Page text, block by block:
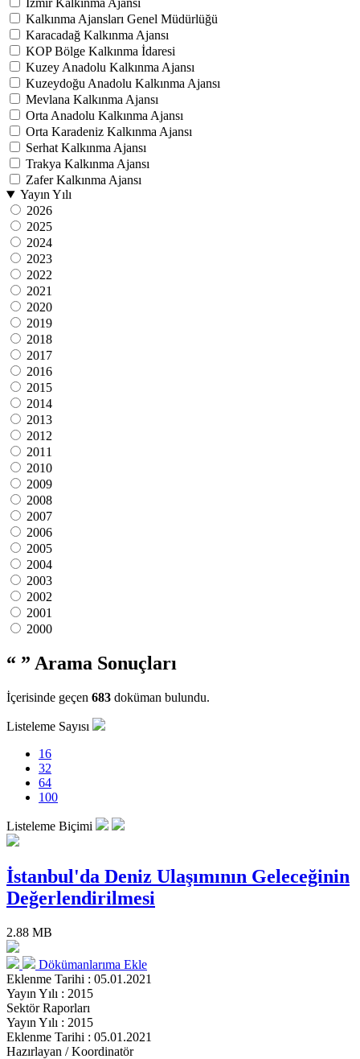
İzmir Kalkınma Ajansı
Kalkınma Ajansları Genel Müdürlüğü
Karacadağ Kalkınma Ajansı
KOP Bölge Kalkınma İdaresi
Kuzey Anadolu Kalkınma Ajansı
Kuzeydoğu Anadolu Kalkınma Ajansı
Mevlana Kalkınma Ajansı
Orta Anadolu Kalkınma Ajansı
Orta Karadeniz Kalkınma Ajansı
Serhat Kalkınma Ajansı
Trakya Kalkınma Ajansı
Zafer Kalkınma Ajansı
Yayın Yılı
2026
2025
2024
2023
2022
2021
2020
2019
2018
2017
2016
2015
2014
2013
2012
2011
2010
2009
2008
2007
2006
2005
2004
2003
2002
2001
2000
“ ” Arama Sonuçları
İçerisinde geçen 683 doküman bulundu.
Listeleme Sayısı
16
32
64
100
Listeleme Biçimi
İstanbul'da Deniz Ulaşımının Geleceğinin
Değerlendirilmesi
2.88 MB
Dökümanlarıma Ekle
Eklenme Tarihi : 05.01.2021
Yayın Yılı : 2015
Sektör Raporları
Yayın Yılı : 2015
Eklenme Tarihi : 05.01.2021
Hazırlayan / Koordinatör